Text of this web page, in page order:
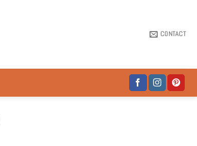
CONTACT